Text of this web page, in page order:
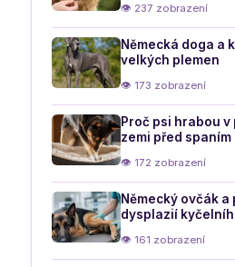
👁 237 zobrazení
Německá doga a
velkých plemen
👁 173 zobrazení
Proč psi hrabou
zemi před spaním
👁 172 zobrazení
Německý ovčák a
dysplazií
👁 161 zobrazení